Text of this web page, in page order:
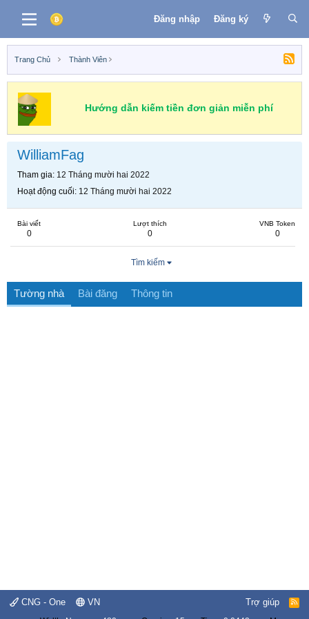
Đăng nhập Đăng ký
Trang Chủ Thành Viên
Hướng dẫn kiếm tiền đơn giản miễn phí
WilliamFag
Tham gia 12 Tháng mười hai 2022
Hoạt động cuối 12 Tháng mười hai 2022
Bài viết
0
Lượt thích
0
VNB Token
0
Tìm kiếm
Tường nhà Bài đăng Thông tin
CNG - One VN Trợ giúp
R